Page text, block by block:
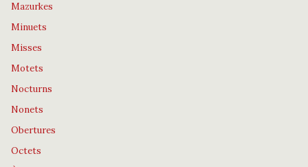
Mazurkes
Minuets
Misses
Motets
Nocturns
Nonets
Obertures
Octets